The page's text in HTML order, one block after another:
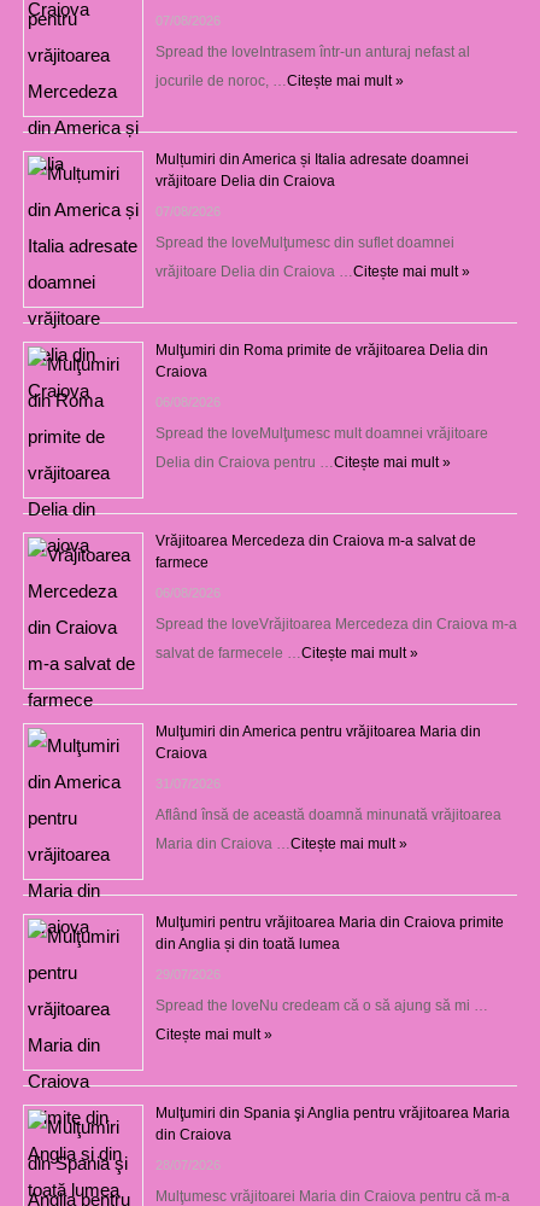
07/08/2026
Spread the loveIntrasem într-un anturaj nefast al
jocurile de noroc, … Citește mai mult »
Mulțumiri din America și Italia adresate doamnei
vrăjitoare Delia din Craiova
07/08/2026
Spread the loveMulţumesc din suflet doamnei
vrăjitoare Delia din Craiova … Citește mai mult »
Mulţumiri din Roma primite de vrăjitoarea Delia din
Craiova
06/08/2026
Spread the loveMulţumesc mult doamnei vrăjitoare
Delia din Craiova pentru … Citește mai mult »
Vrăjitoarea Mercedeza din Craiova m-a salvat de
farmece
06/08/2026
Spread the loveVrăjitoarea Mercedeza din Craiova m-a
salvat de farmecele … Citește mai mult »
Mulţumiri din America pentru vrăjitoarea Maria din
Craiova
31/07/2026
Aflând însă de această doamnă minunată vrăjitoarea
Maria din Craiova … Citește mai mult »
Mulţumiri pentru vrăjitoarea Maria din Craiova primite
din Anglia și din toată lumea
29/07/2026
Spread the loveNu credeam că o să ajung să mi …
Citește mai mult »
Mulţumiri din Spania şi Anglia pentru vrăjitoarea Maria
din Craiova
28/07/2026
Mulţumesc vrăjitoarei Maria din Craiova pentru că m-a